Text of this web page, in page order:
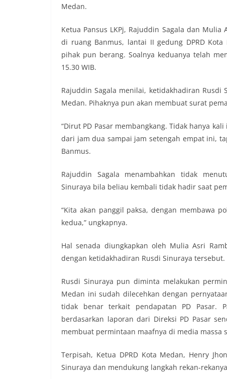
Medan.
Ketua Pansus LKPj, Rajuddin Sagala dan
di ruang Banmus, lantai II gedung DPRD
pihak pun berang. Soalnya keduanya telah
15.30 WIB.
Rajuddin Sagala menilai, ketidakhadiran Rusdi
Medan. Pihaknya pun akan membuat surat
“Dirut PD Pasar membangkang. Tidak hanya
dari jam dua sampai jam setengah empat ini,
Banmus.
Rajuddin Sagala menambahkan tidak
Sinuraya bila beliau kembali tidak hadir saat
“Kita akan panggil paksa, dengan membawa
kedua,” ungkapnya.
Hal senada diungkapkan oleh Mulia Asri
dengan ketidakhadiran Rusdi Sinuraya tersebut.
Rusdi Sinuraya pun diminta melakukan
Medan ini sudah dilecehkan dengan
tidak benar terkait pendapatan PD Pasar.
berdasarkan laporan dari Direksi PD Pasar
membuat permintaan maafnya di media
Terpisah, Ketua DPRD Kota Medan, Henry
Sinuraya dan mendukung langkah rekan-